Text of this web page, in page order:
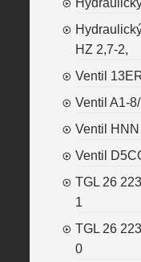
HZ 2,7-2,
Ventil
Ventil A1-
Ventil
Ventil
TGL 26
1
TGL 26
0